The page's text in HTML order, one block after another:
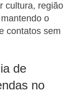
cultura, região
o
contatos sem
de
no